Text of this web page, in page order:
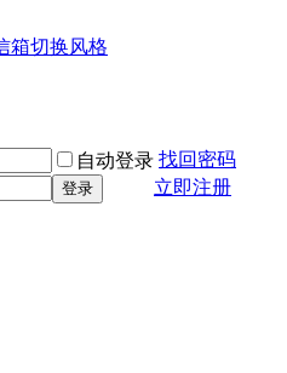
箱切换风格
自动登录 找回密码
登录
立即注册